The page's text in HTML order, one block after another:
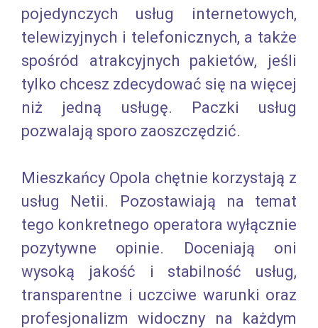
pojedynczych usług internetowych,
telewizyjnych i telefonicznych, a także
spośród atrakcyjnych pakietów, jeśli
tylko chcesz zdecydować się na więcej
niż jedną usługę. Paczki usług
pozwalają sporo zaoszczędzić.
Mieszkańcy Opola chętnie korzystają z
usług Netii. Pozostawiają na temat
tego konkretnego operatora wyłącznie
pozytywne opinie. Doceniają oni
wysoką jakość i stabilność usług,
transparentne i uczciwe warunki oraz
profesjonalizm widoczny na każdym